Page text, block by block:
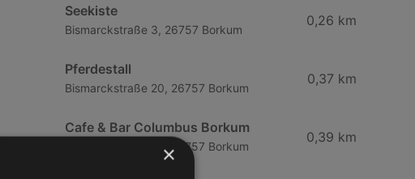
Seekiste
Bismarckstraße 3, 26757 Borkum
0,26 km
Pferdestall
Bismarckstraße 20, 26757 Borkum
0,37 km
Cafe & Bar Columbus Borkum
Bismarckstraße 24, 26757 Borkum
0,39 km
×